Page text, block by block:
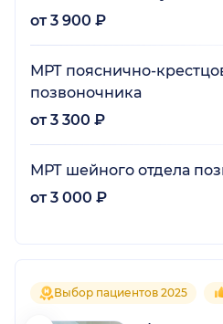
от 3 900 ₽
МРТ пояснично-
позвоночника
от 3 300 ₽
МРТ шейного отдела
от 3 000 ₽
Выбор пациентов 2025